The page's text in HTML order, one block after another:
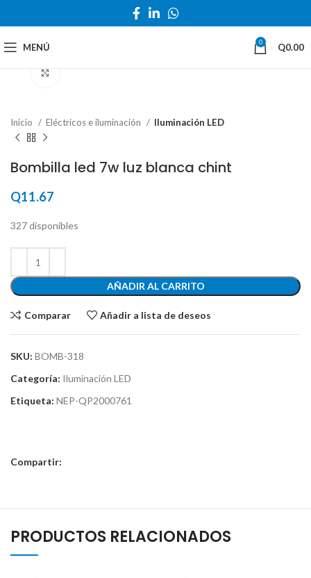
MENÚ 0 Q0.00
Inicio Eléctricos e iluminación Iluminación LED
Bombilla led 7w luz blanca chint
Q11.67
327 disponibles
AÑADIR AL CARRITO
Comparar Añadir a lista de deseos
SKU: BOMB-318
Categoría: Iluminación LED
Etiqueta: NEP-QP2000761
Compartir:
PRODUCTOS RELACIONADOS